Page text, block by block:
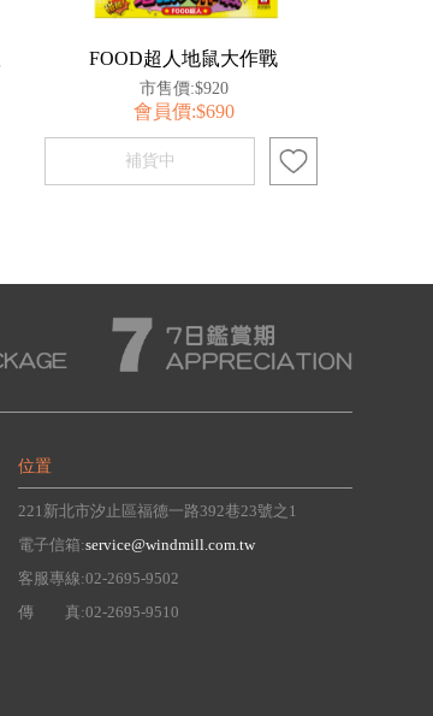
FOOD超人地鼠大作戰
市售價:$920
會員價:$690
位置
221新北市汐止區福德一路392巷23號之1
電子信箱:service@windmill.com.tw
客服專線:02-2695-9502
傳 真:02-2695-9510